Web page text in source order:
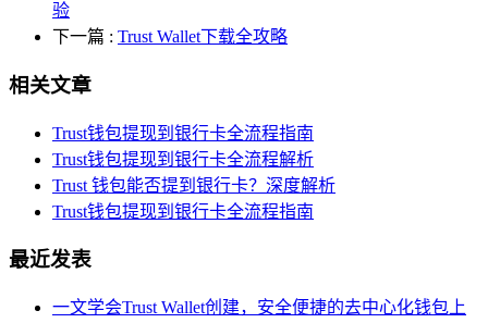
验
下一篇 : Trust Wallet下载全攻略
相关文章
Trust钱包提现到银行卡全流程指南
Trust钱包提现到银行卡全流程解析
Trust 钱包能否提到银行卡？深度解析
Trust钱包提现到银行卡全流程指南
最近发表
一文学会Trust Wallet创建，安全便捷的去中心化钱包上